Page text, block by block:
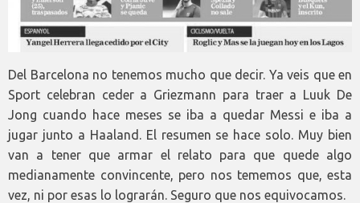
Del Barcelona no tenemos mucho que decir. Ya veis que en
Sport celebran ceder a Griezmann para traer a Luuk De
Jong cuando hace meses se iba a quedar Messi e iba a
jugar junto a Haaland. El resumen se hace solo. Muy bien
van a tener que armar el relato para que quede algo
medianamente convincente, pero nos tememos que, esta
vez, ni por esas lo lograrán. Seguro que nos equivocamos.